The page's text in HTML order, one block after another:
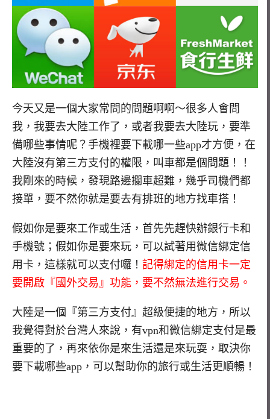
今天又是一個大家常問的問題啊啊～很多人會問
我，我要去大陸工作了，或者我要去大陸玩，要準
備哪些事情呢？手機裡要下載哪一些app才方便，在
大陸沒有第三方支付的權限，叫車都是個問題！！
我剛來的時候，發現路邊攔車超難，幾乎司機們都
接單，要不然你就是要去有排班的地方找車搭！
假如你是要來工作或生活，首先先趕快辦銀行卡和
手機號；假如你是要來玩，可以試著用微信綁定信
用卡，這樣就可以支付囉！ 記得綁定的信用卡一定
要開啟『國外交易』功能，要不然無法進行交易。
大陸是一個『第三方支付』超級便捷的地方，所以
我覺得對於台灣人來說，有vpn和微信綁定支付是最
重要的了，再來依你是來生活還是來玩耍，取決你
要下載哪些app，可以幫助你的旅行或生活更順暢！